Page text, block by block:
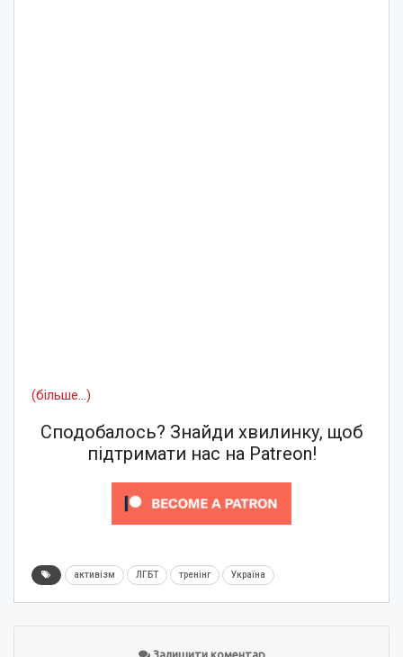
(більше…)
Сподобалось? Знайди хвилинку, щоб
підтримати нас на Patreon!
активізм ЛГБТ тренінг Україна
Залишити коментар